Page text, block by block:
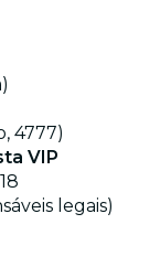
4777)
VIP
legais)